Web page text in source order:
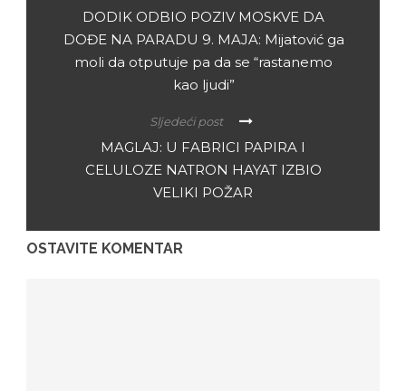
DODIK ODBIO POZIV MOSKVE DA
DOĐE NA PARADU 9. MAJA: Mijatović ga
moli da otputuje pa da se “rastanemo
kao ljudi”
Sljedeći post
MAGLAJ: U FABRICI PAPIRA I
CELULOZE NATRON HAYAT IZBIO
VELIKI POŽAR
OSTAVITE KOMENTAR